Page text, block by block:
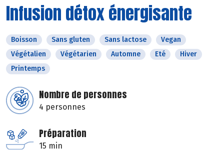
Infusion détox énergisante
Boisson Sans gluten Sans lactose
Vegan
Végétalien
Végétarien Automne Eté
Hiver
Printemps
Nombre de personnes
4 personnes
Préparation
15 min